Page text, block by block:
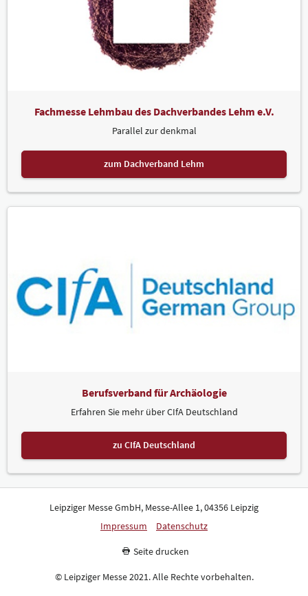
Fachmesse Lehmbau des Dachverbandes Lehm e.V.
Parallel zur denkmal
zum Dachverband Lehm
Berufsverband für Archäologie
Erfahren Sie mehr über CIfA Deutschland
zu CIfA Deutschland
Leipziger Messe GmbH, Messe-Allee 1, 04356 Leipzig
Impressum
Datenschutz
Seite drucken
© Leipziger Messe 2021. Alle Rechte vorbehalten.